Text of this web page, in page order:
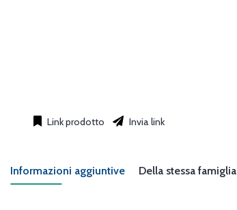
Link prodotto Invia link
Informazioni aggiuntive Della stessa famiglia